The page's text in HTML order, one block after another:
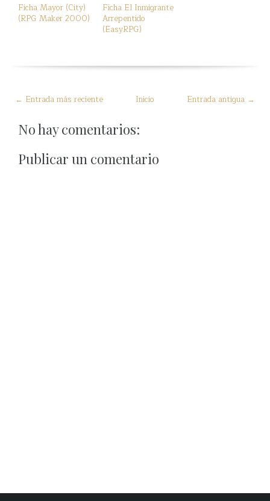
Ficha Mayor (City)
(RPG Maker 2000)
Ficha El Inmigrante
Arrepentido
(EasyRPG)
← Entrada más reciente Entrada antigua →
Inicio
No hay comentarios:
Publicar un comentario